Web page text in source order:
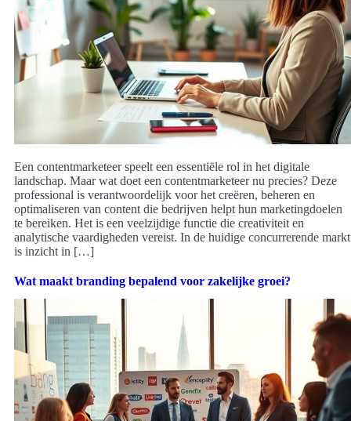
Een contentmarketeer speelt een essentiële rol in het digitale
landschap. Maar wat doet een contentmarketeer nu precies? Deze
professional is verantwoordelijk voor het creëren, beheren en
optimaliseren van content die bedrijven helpt hun marketingdoelen
te bereiken. Het is een veelzijdige functie die creativiteit en
analytische vaardigheden vereist. In de huidige concurrerende markt
is inzicht in […]
Wat maakt branding bepalend voor zakelijke groei?